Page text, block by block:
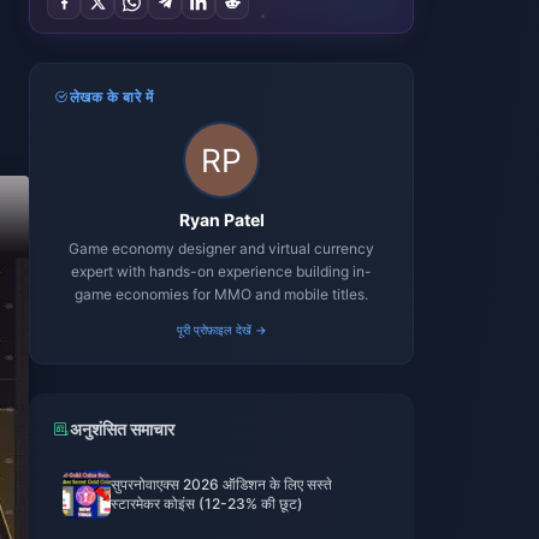
लेखक के बारे में
Ryan Patel
Game economy designer and virtual currency
expert with hands-on experience building in-
game economies for MMO and mobile titles.
पूरी प्रोफ़ाइल देखें →
अनुशंसित समाचार
सुपरनोवाएक्स 2026 ऑडिशन के लिए सस्ते
स्टारमेकर कोइंस (12-23% की छूट)